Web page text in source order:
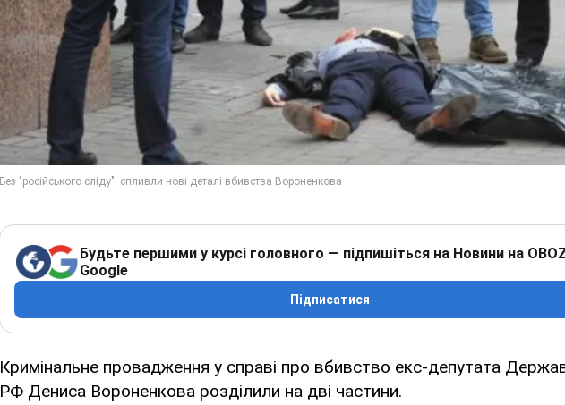
Будьте першими у курсі головного — підпишіться на Новини на
Google
Підписатися
Кримінальне провадження у справі про вбивство екс-депутата
РФ Дениса Вороненкова розділили на дві частини.